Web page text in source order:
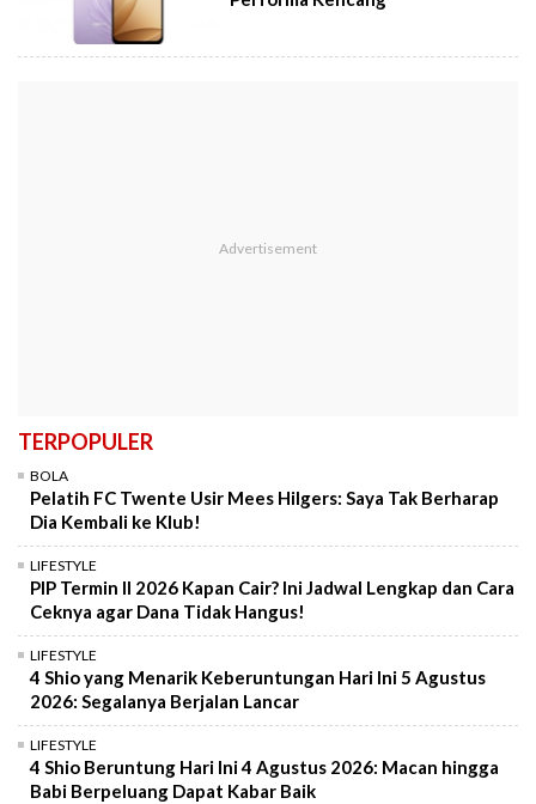
TERPOPULER
BOLA
Pelatih FC Twente Usir Mees Hilgers: Saya Tak Berharap
Dia Kembali ke Klub!
LIFESTYLE
PIP Termin II 2026 Kapan Cair? Ini Jadwal Lengkap dan Cara
Ceknya agar Dana Tidak Hangus!
LIFESTYLE
4 Shio yang Menarik Keberuntungan Hari Ini 5 Agustus
2026: Segalanya Berjalan Lancar
LIFESTYLE
4 Shio Beruntung Hari Ini 4 Agustus 2026: Macan hingga
Babi Berpeluang Dapat Kabar Baik